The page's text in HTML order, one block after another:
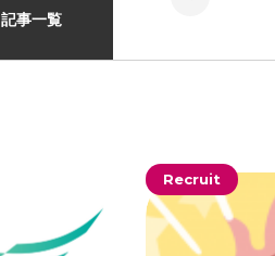
記事一覧
Recruit